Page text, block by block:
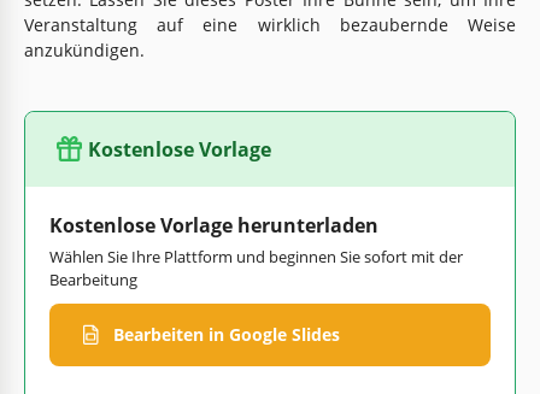
Veranstaltung auf eine wirklich bezaubernde Weise
anzukündigen.
Kostenlose Vorlage
Kostenlose Vorlage herunterladen
Wählen Sie Ihre Plattform und beginnen Sie sofort mit der
Bearbeitung
Bearbeiten in Google Slides